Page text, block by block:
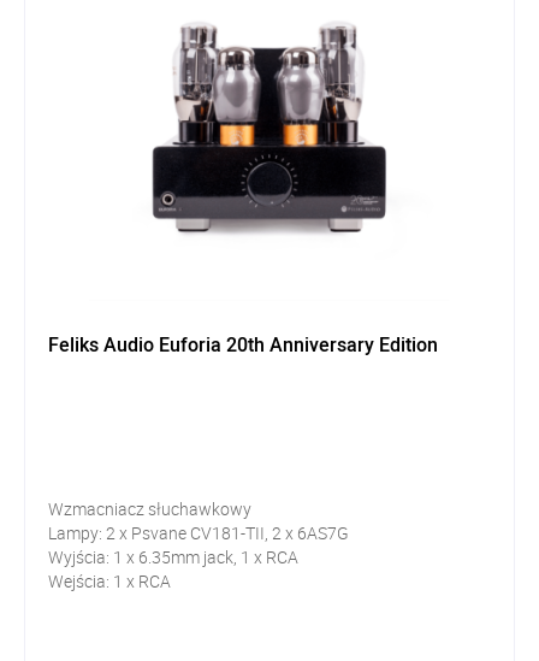
Feliks Audio Euforia 20th Anniversary Edition
Wzmacniacz słuchawkowy
Lampy: 2 x Psvane CV181-TII, 2 x 6AS7G
Wyjścia: 1 x 6.35mm jack, 1 x RCA
Wejścia: 1 x RCA